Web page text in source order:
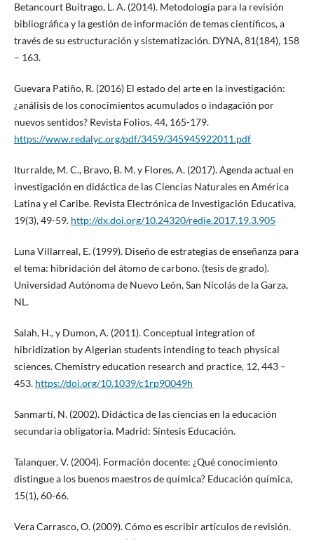
Betancourt Buitrago, L. A. (2014). Metodología para la revisión
bibliográfica y la gestión de información de temas científicos, a
través de su estructuración y sistematización. DYNA, 81(184), 158
– 163.
Guevara Patiño, R. (2016) El estado del arte en la investigación:
¿análisis de los conocimientos acumulados o indagación por
nuevos sentidos? Revista Folios, 44, 165-179.
https://www.redalyc.org/pdf/3459/345945922011.pdf
Iturralde, M. C., Bravo, B. M. y Flores, A. (2017). Agenda actual en
investigación en didáctica de las Ciencias Naturales en América
Latina y el Caribe. Revista Electrónica de Investigación Educativa,
19(3), 49-59. http://dx.doi.org/10.24320/redie.2017.19.3.905
Luna Villarreal, E. (1999). Diseño de estrategias de enseñanza para
el tema: hibridación del átomo de carbono. (tesis de grado).
Universidad Autónoma de Nuevo León, San Nicolás de la Garza,
NL.
Salah, H., y Dumon, A. (2011). Conceptual integration of
hibridization by Algerian students intending to teach physical
sciences. Chemistry education research and practice, 12, 443 –
453. https://doi.org/10.1039/c1rp90049h
Sanmartí, N. (2002). Didáctica de las ciencias en la educación
secundaria obligatoria. Madrid: Síntesis Educación.
Talanquer, V. (2004). Formación docente: ¿Qué conocimiento
distingue a los buenos maestros de química? Educación química,
15(1), 60-66.
Vera Carrasco, O. (2009). Cómo es escribir artículos de revisión.